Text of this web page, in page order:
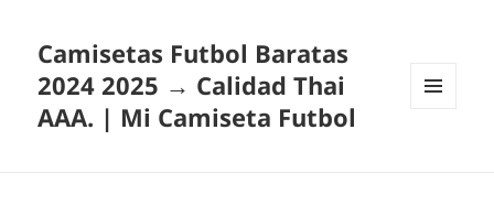
Camisetas Futbol Baratas
2024 2025 → Calidad Thai
AAA. | Mi Camiseta Futbol